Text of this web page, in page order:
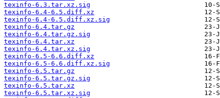
texinfo-6.3.tar.xz.sig
texinfo-6.4-6.5.diff.xz
texinfo-6.4-6.5.diff.xz.sig
texinfo-6.4.tar.gz
texinfo-6.4.tar.gz.sig
texinfo-6.4.tar.xz
texinfo-6.4.tar.xz.sig
texinfo-6.5-6.6.diff.xz
texinfo-6.5-6.6.diff.xz.sig
texinfo-6.5.tar.gz
texinfo-6.5.tar.gz.sig
texinfo-6.5.tar.xz
texinfo-6.5.tar.xz.sig